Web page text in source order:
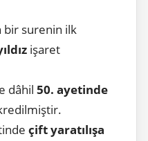
bir surenin ilk
işaret
dâhil 50. ayetinde
çift yaratılışa